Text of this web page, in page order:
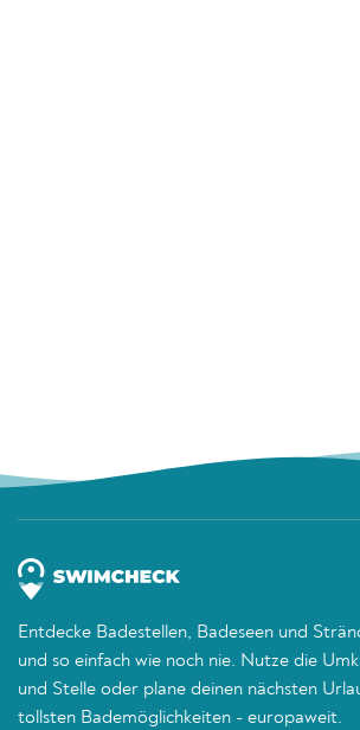
Entdecke Badestellen, Badeseen und
und so einfach wie noch nie. Nutze die
und Stelle oder plane deinen nächsten
tollsten Bademöglichkeiten - europaweit.